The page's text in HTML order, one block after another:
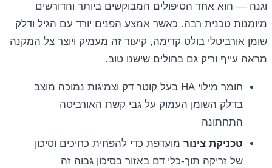
וגנה — הוא אחד הטיפולים המבוקשים ביותר והדורשים
מיומנות טכנית רבה. כאשר אמצע הפנים יורד עם הגיל ודלק
שומן אורביטלי בולט קדימה, קיעור זה מעמיק ויוצר צל המקנה
מראה עייף וריק גם בחולים שישנו טוב.
חומר מילוי HA בעל קוטר דק וצמיגות נמוכה מוצב
בדלק השומן העמוק על גבי קשת האורביטה
התחתונה
טכניקת צינור מועדפת כדי להפחית כחיכים וסיכון
של זריקה תוך-כלי דם באזור בסיכון גבוה זה